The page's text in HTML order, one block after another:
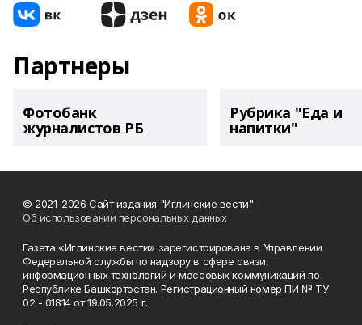
Партнеры
Фотобанк
журналистов РБ
Рубрика "Еда и
напитки"
© 2021-2026 Сайт издания "Иглинские вести"
Об использовании персональных данных
Газета «Иглинские вести» зарегистрирована в Управлении
Федеральной службы по надзору в сфере связи,
информационных технологий и массовых коммуникаций по
Республике Башкортостан. Регистрационный номер ПИ № ТУ
02 - 01814 от 19.05.2025 г.